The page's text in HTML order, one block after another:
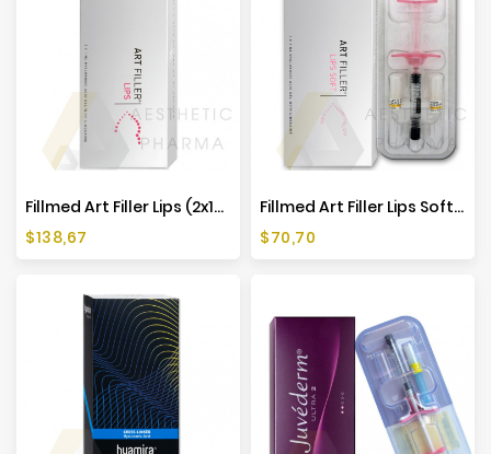
Fillmed Art Filler Lips (2x1ml)
Cena
$138,67
Fillmed Art Filler Lips Soft (1x1ml)
Cena
$70,70